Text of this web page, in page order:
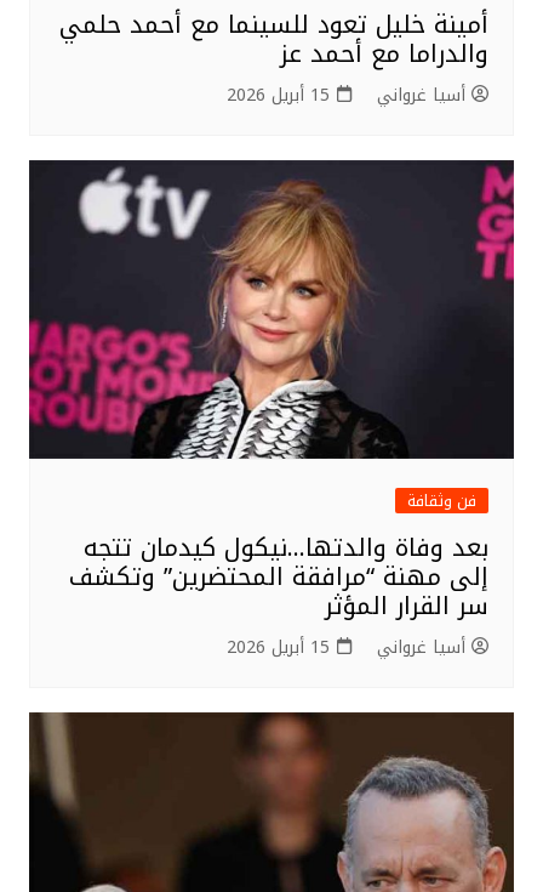
أمينة خليل تعود للسينما مع أحمد حلمي
والدراما مع أحمد عز
أسيا غرواني 15 أبريل 2026
فن وثقافة
بعد وفاة والدتها…نيكول كيدمان تتجه
إلى مهنة “مرافقة المحتضرين” وتكشف
سر القرار المؤثر
أسيا غرواني 15 أبريل 2026